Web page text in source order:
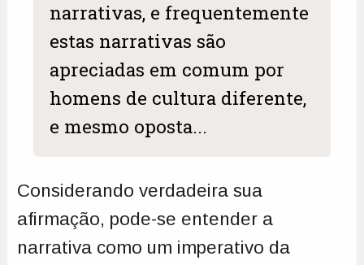
narrativas, e frequentemente
estas narrativas são
apreciadas em comum por
homens de cultura diferente,
e mesmo oposta...
Considerando verdadeira sua
afirmação, pode-se entender a
narrativa como um imperativo da